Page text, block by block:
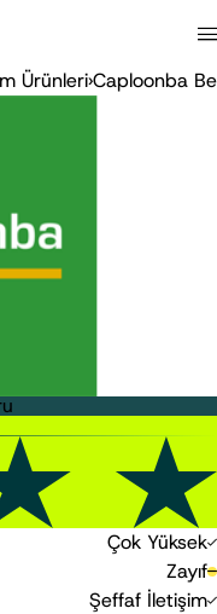
Ürünleri›Caploonba
Çok Yüksek
0 20
Zayıf
20
Şeffaf İletişim
20